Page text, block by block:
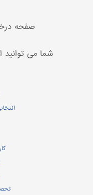
صفحه
شما می توانید